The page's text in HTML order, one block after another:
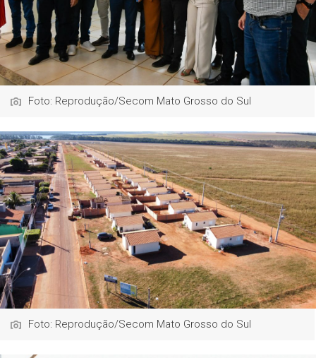
Foto: Reprodução/Secom Mato Grosso do Sul
Foto: Reprodução/Secom Mato Grosso do Sul